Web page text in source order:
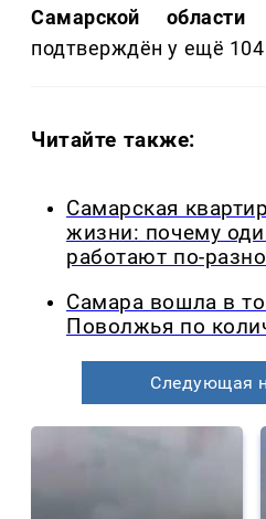
Самарской области
подтверждён у ещё
Читайте также:
Самарская
жизни: почему
работают по-
Самара вошла в
Поволжья по
Следующая